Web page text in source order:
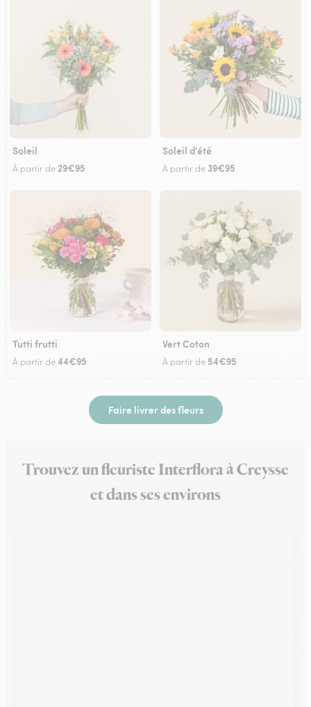
Soleil
À partir de29€95
Soleil d'été
À partir de 39€95
Tutti frutti
À partir de44€95
Vert Coton
À partir de 54€95
Faire livrer des fleurs
Trouvez un fleuriste Interflora à Creysse
et dans ses environs